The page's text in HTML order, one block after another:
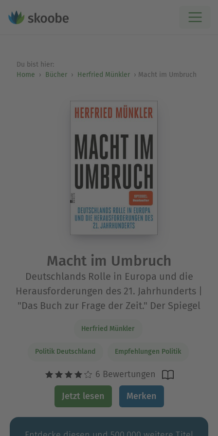
Du bist hier:
Home
Bücher Herfried Münkler Macht im Umbruch
Macht im Umbruch
Deutschlands Rolle in Europa und die
Herausforderungen des 21. Jahrhunderts |
"Das Buch zur Frage der Zeit." Der Spiegel
Herfried Münkler
Politik Deutschland Empfehlungen Politik
6 Bewertungen
Jetzt lesen Merken